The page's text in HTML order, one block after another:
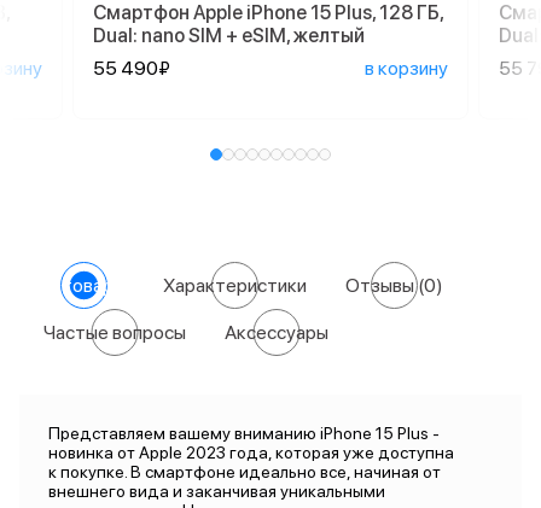
Смартфон Apple iPhone 15 Plus, 128 ГБ,
Dual: nano SIM + eSIM, желтый
55 490₽
в корзину
55
О товаре Характеристики Отзывы(0)
Частые вопросы Аксессуары
Представляем вашему вниманию iPhone 15 Plus -
новинка от Apple 2023 года, которая уже доступна
к покупке. В смартфоне идеально все, начиная от
внешнего вида и заканчивая уникальными